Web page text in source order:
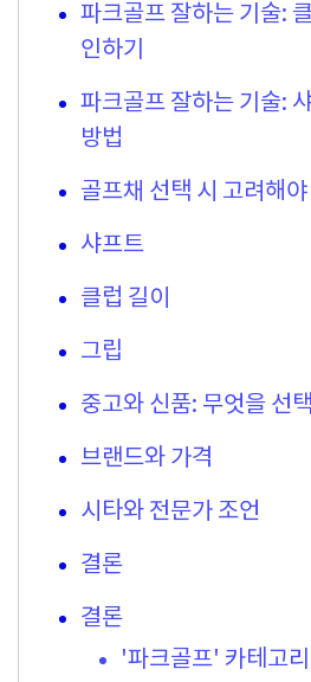
파크골프 잘하는 기술:
인하기
파크골프 잘하는 기술:
방법
골프채 선택 시 고려해
샤프트
클럽 길이
그립
중고와 신품: 무엇을 선
브랜드와 가격
시타와 전문가 조언
결론
결론
'파크골프' 카테고